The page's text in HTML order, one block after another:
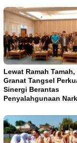
Lewat Ramah Tamah,
Granat Tangsel
Sinergi Berantas
Penyalahgunaan